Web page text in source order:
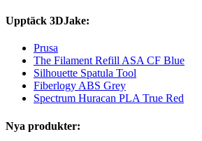
Upptäck 3DJake:
Prusa
The Filament Refill ASA CF Blue
Silhouette Spatula Tool
Fiberlogy ABS Grey
Spectrum Huracan PLA True Red
Nya produkter: